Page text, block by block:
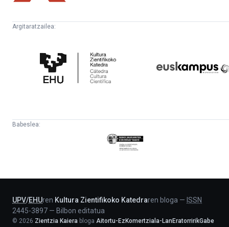
Argitaratzailea:
Zientifikoko
Katedra
Babeslea:
Eusko
Jaurlaritza
UPV/EHUren Kultura Zientifikoko Katedraren bloga — ISSN
2445-3897 — Bilbon editatua
© 2026 Zientzia Kaiera bloga Aitortu-EzKomertziala-LanEratorririkGabe